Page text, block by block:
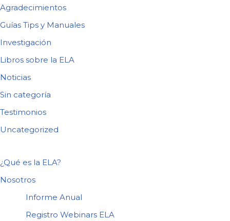
Agradecimientos
Guías Tips y Manuales
Investigación
Libros sobre la ELA
Noticias
Sin categoría
Testimonios
Uncategorized
¿Qué es la ELA?
Nosotros
Informe Anual
Registro Webinars ELA